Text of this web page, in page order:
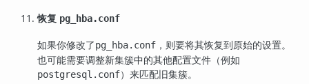
恢复 pg_hba.conf
如果你修改了pg_hba.conf ，则要将其恢复到原始的设置。
也可能需要调整新集簇中的其他配置文件（例如
postgresql.conf）来匹配旧集簇。